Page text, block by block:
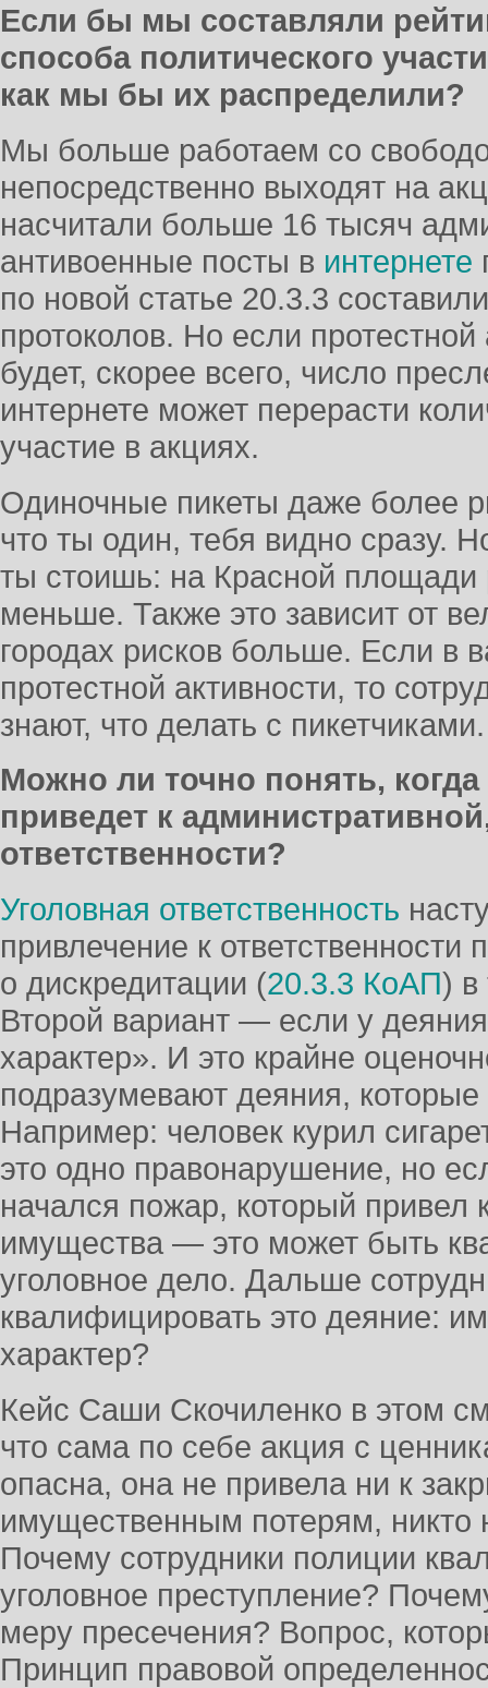
Если бы мы составляли
способа политического
как мы бы их распределили?
Мы больше работаем со
непосредственно выходят на
насчитали больше 16 тысяч
антивоенные посты в интернете
по новой статье 20.3.3
протоколов. Но если
будет, скорее всего, число
интернете может перерасти
участие в акциях.
Одиночные пикеты даже более
что ты один, тебя видно сразу.
ты стоишь: на Красной
меньше. Также это зависит от
городах рисков больше. Если в
протестной активности, то
знают, что делать с пикетчиками.
Можно ли точно понять,
приведет к
ответственности?
Уголовная ответственность
привлечение к ответственности
о дискредитации (20.3.3 КоАП) в
Второй вариант — если у
характер». И это крайне
подразумевают деяния,
Например: человек курил
это одно правонарушение, но
начался пожар, который привел
имущества — это может быть
уголовное дело. Дальше
квалифицировать это деяние:
характер?
Кейс Саши Скочиленко в этом
что сама по себе акция с
опасна, она не привела ни к
имущественным потерям, никто
Почему сотрудники полиции
уголовное преступление?
меру пресечения? Вопрос,
Принцип правовой